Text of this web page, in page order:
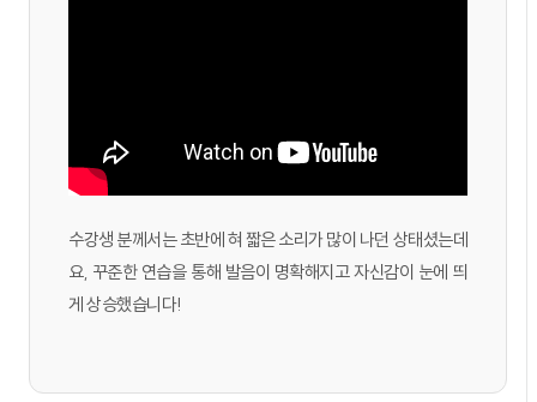
수강생 분께서는 초반에 혀 짧은 소리가 많이 나던 상태셨는데
요, 꾸준한 연습을 통해 발음이 명확해지고 자신감이 눈에 띄
게 상승했습니다!